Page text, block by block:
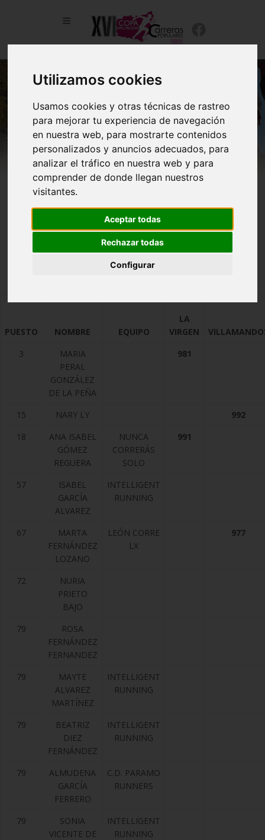
Utilizamos cookies
Usamos cookies y otras técnicas de rastreo
para mejorar tu experiencia de navegación
en nuestra web, para mostrarte contenidos
personalizados y anuncios adecuados, para
analizar el tráfico en nuestra web y para
comprender de donde llegan nuestros
visitantes.
Aceptar todas
Rechazar todas
Configurar
Clasificación Urbanas. Copa Diputación de León
PUESTO NOMBRE EQUIPO
LA
VIRGEN
3
MARIA
PERAL
GONZÁLEZ
DE LA PEÑA
981
15 NARY LY
992
18
ANA ISABEL
GÓMEZ
REGUERA
NUNCA
CORRERÁS
SOLO
991
57
ISABEL
GARCÍA
ALVAREZ
INTELLIGENT
RUNNING
67
MARTA
FERNÁNDEZ
LOZANO
LEÓN CORRE
LX
977
72
NURIA
PRIETO
BAJO
79
ROSA
FERNÁNDEZ
FERNANDEZ
79
MAYTE
ALVAREZ
MARTÍNEZ
INTELLIGENT
RUNNING
79
BEATRIZ
DIEZ
FERNÁNDEZ
INTELLIGENT
RUNNING
79
ALMUDENA
GARCÍA
FERRERO
C.D. PARAMO
RUNNERS
79
SONIA
VICENTE DE
INTELLIGENT
RUNNING